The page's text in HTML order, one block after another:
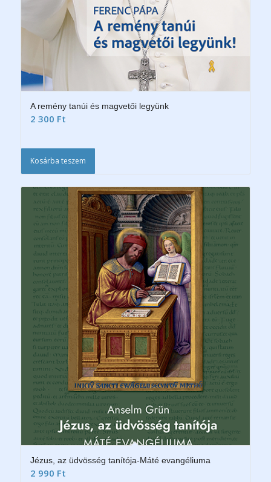
A remény tanúi és magvetői legyünk
2 300 Ft
Kosárba teszem
Jézus, az üdvösség tanítója-Máté evangéliuma
2 990 Ft